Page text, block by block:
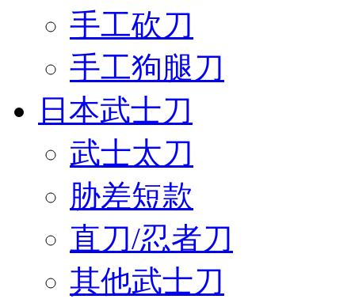
手工砍刀
手工狗腿刀
日本武士刀
武士太刀
胁差短款
直刀/忍者刀
其他武士刀